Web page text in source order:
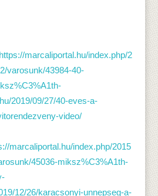
https://marcaliportal.hu/index.php/2
varosunk/43984-40-
2019/09/27/40-eves-a-
video/
marcaliportal.hu/index.php/2015
45036-miksz%C3%A1th-
12/26/karacsonyi-unnepseg-a-